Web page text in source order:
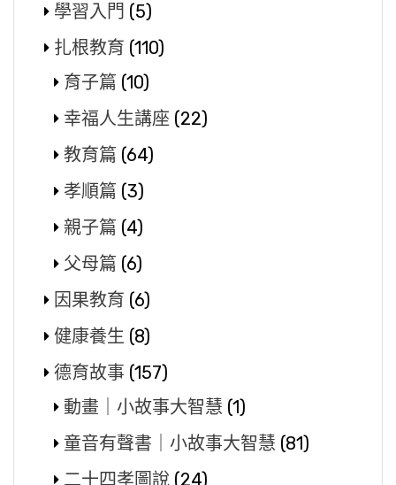
學習入門 (5)
扎根教育 (110)
育子篇 (10)
幸福人生講座 (22)
教育篇 (64)
孝順篇 (3)
親子篇 (4)
父母篇 (6)
因果教育 (6)
健康養生 (8)
德育故事 (157)
動畫｜小故事大智慧 (1)
童音有聲書｜小故事大智慧 (81)
二十四孝圖說 (24)